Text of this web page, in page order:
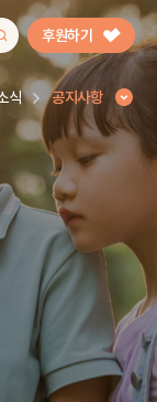
후원하기
원
식 공지사항